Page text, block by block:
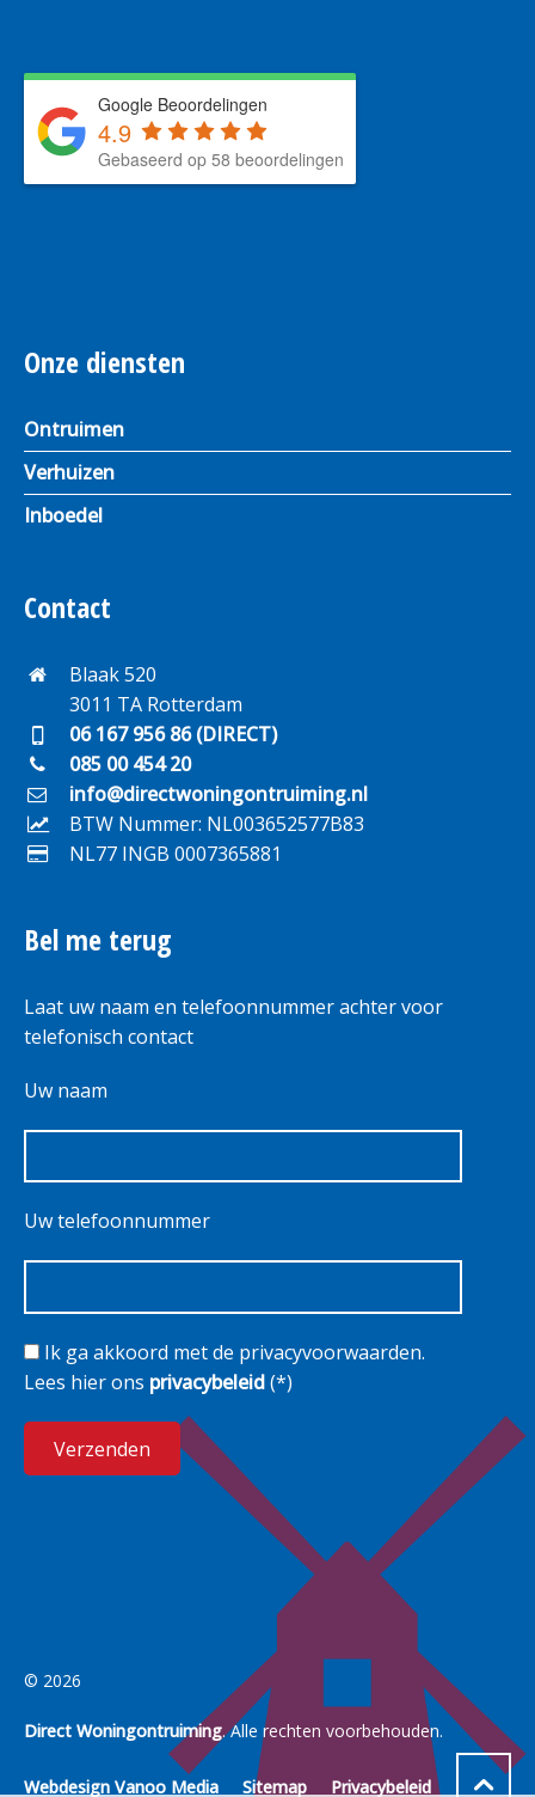
Google Beoordelingen
4.9
Gebaseerd op 58 beoordelingen
Onze diensten
Ontruimen
Verhuizen
Inboedel
Contact
Blaak 520
3011 TA Rotterdam
06 167 956 86 (DIRECT)
085 00 454 20
info@directwoningontruiming.nl
BTW Nummer: NL003652577B83
NL77 INGB 0007365881
Bel me terug
Laat uw naam en telefoonnummer achter voor
telefonisch contact
Uw naam
Uw telefoonnummer
Ik ga akkoord met de privacyvoorwaarden.
Lees hier ons privacybeleid(*)
© 2026
Direct Woningontruiming. Alle rechten voorbehouden.
Webdesign Vanoo Media Sitemap Privacybeleid